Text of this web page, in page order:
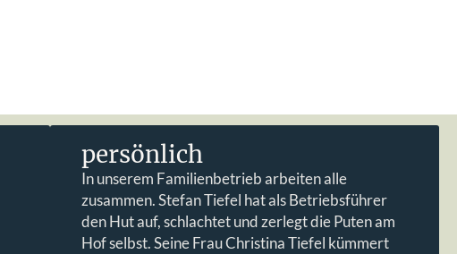
persönlich
In unserem Familienbetrieb arbeiten alle
zusammen. Stefan Tiefel hat als Betriebsführer
den Hut auf, schlachtet und zerlegt die Puten am
Hof selbst. Seine Frau Christina Tiefel kümmert